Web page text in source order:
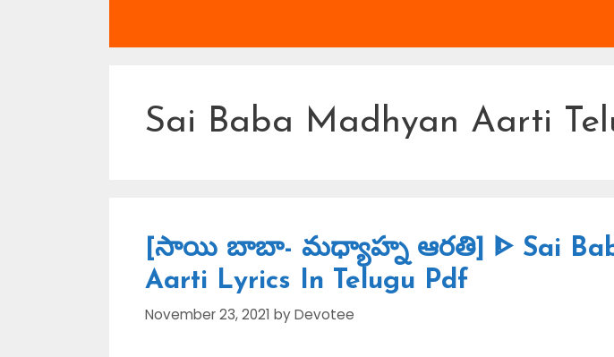
Sai Baba Madhyan Aarti
[సాయి బాబా- మధ్యాహ్న ఆరతి] ᐈ Sai
Aarti Lyrics In Telugu Pdf
November 23, 2021 byDevotee